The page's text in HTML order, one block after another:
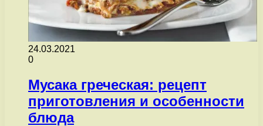
24.03.2021
0
Мусака греческая: рецепт
приготовления и особенности
блюда